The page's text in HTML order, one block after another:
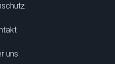
uns